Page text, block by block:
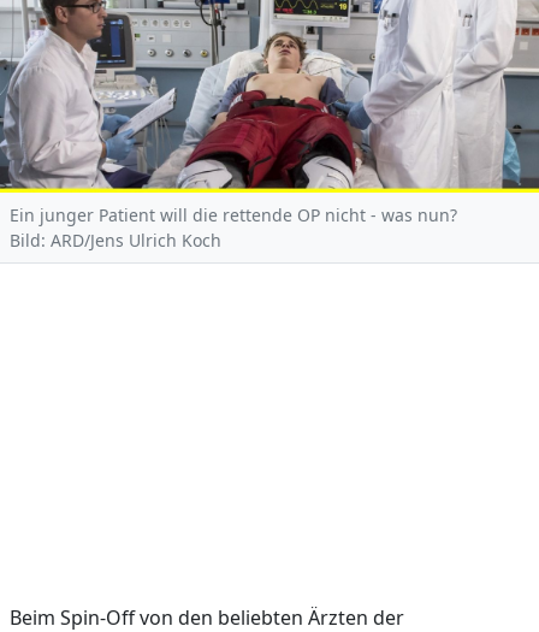
Ein junger Patient will die rettende OP nicht - was nun?
Bild: ARD/Jens Ulrich Koch
Beim Spin-Off von den beliebten Ärzten der